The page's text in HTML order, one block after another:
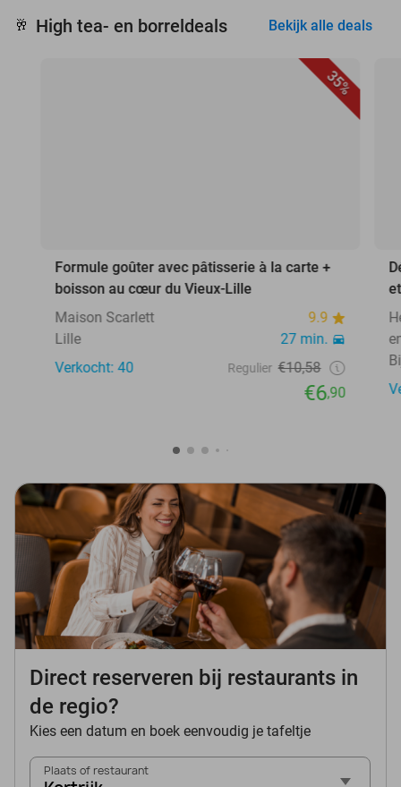
🥂 High tea- en borreldeals Bekijk alle deals
35%
Formule goûter avec pâtisserie à la carte +
boisson au cœur du Vieux-Lille
Maison Scarlett
9.9
Lille
27 min.
Verkocht: 40
Regulier €10,58
€6,90
Direct reserveren bij restaurants in
de regio?
Kies een datum en boek eenvoudig je tafeltje
Plaats of restaurant